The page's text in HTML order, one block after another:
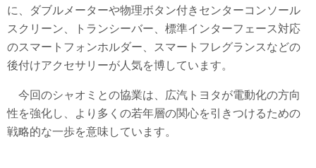
に、ダブルメーターや物理ボタン付きセンターコンソール
スクリーン、トランシーバー、標準インターフェース対応
のスマートフォンホルダー、スマートフレグランスなどの
後付けアクセサリーが人気を博しています。
今回のシャオミとの協業は、広汽トヨタが電動化の方向
性を強化し、より多くの若年層の関心を引きつけるための
戦略的な一歩を意味しています。